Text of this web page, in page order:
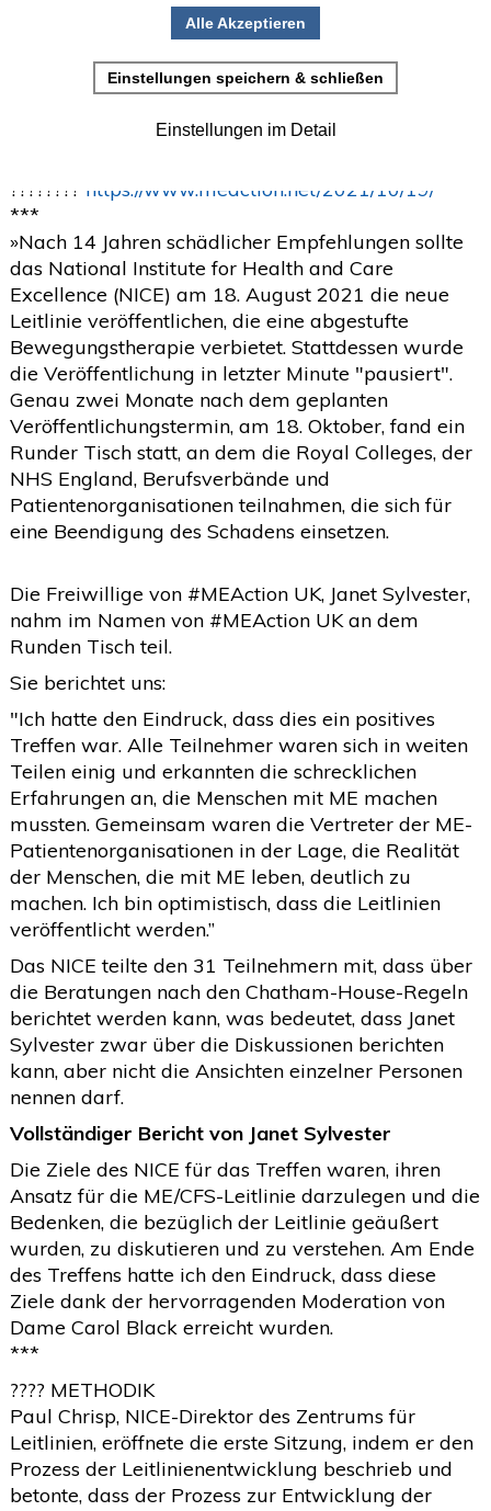
Einladung zur Studienteilnahme
>März (1)
>Februar(5)
>Januar(4)
>2025(72)
>2024(153)
>2023 (18)
>2022(119)
>2021(468)
>2020(26)
>2018(3)
>2017(4)
>2016(1)
>2015(2)
NICEs Runder Tisch zur ME/CFS-Leitlinie
Im Original ???????? “The Treatment Of ME Has
ME/CFS Guideline | October 19, 2021 | The
???????? https://www.meaction.net/2021/10/19/
***
»Nach 14 Jahren schädlicher Empfehlungen sollte
das National Institute for Health and Care
Excellence (NICE) am 18. August 2021 die neue
Leitlinie veröffentlichen, die eine abgestufte
Bewegungstherapie verbietet. Stattdessen wurde
die Veröffentlichung in letzter Minute "pausiert".
Genau zwei Monate nach dem geplanten
Veröffentlichungstermin, am 18. Oktober, fand ein
Runder Tisch statt, an dem die Royal Colleges, der
NHS England, Berufsverbände und
Patientenorganisationen teilnahmen, die sich für
eine Beendigung des Schadens einsetzen.
Die Freiwillige von #MEAction UK, Janet Sylvester,
nahm im Namen von #MEAction UK an dem
Runden Tisch teil.
Sie berichtet uns:
"Ich hatte den Eindruck, dass dies ein positives
Treffen war. Alle Teilnehmer waren sich in weiten
Teilen einig und erkannten die schrecklichen
Erfahrungen an, die Menschen mit ME machen
mussten. Gemeinsam waren die Vertreter der ME-
Patientenorganisationen in der Lage, die Realität
der Menschen, die mit ME leben, deutlich zu
machen. Ich bin optimistisch, dass die Leitlinien
veröffentlicht werden.”
Das NICE teilte den 31 Teilnehmern mit, dass über
die Beratungen nach den Chatham-House-Regeln
berichtet werden kann, was bedeutet, dass Janet
Sylvester zwar über die Diskussionen berichten
kann, aber nicht die Ansichten einzelner Personen
nennen darf.
Vollständiger Bericht von Janet Sylvester
Die Ziele des NICE für das Treffen waren, ihren
Ansatz für die ME/CFS-Leitlinie darzulegen und die
Bedenken, die bezüglich der Leitlinie geäußert
wurden, zu diskutieren und zu verstehen. Am Ende
des Treffens hatte ich den Eindruck, dass diese
Ziele dank der hervorragenden Moderation von
Dame Carol Black erreicht wurden.
***
???? METHODIK
Paul Chrisp, NICE-Direktor des Zentrums für
Leitlinien, eröffnete die erste Sitzung, indem er den
Prozess der Leitlinienentwicklung beschrieb und
betonte, dass der Prozess zur Entwicklung der